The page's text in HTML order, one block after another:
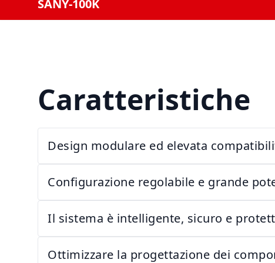
SANY-100K
Caratteristiche
Design modulare ed elevata
Configurazione regolabile e grande
Il sistema è intelligente, sicuro e
Ottimizzare la progettazione dei